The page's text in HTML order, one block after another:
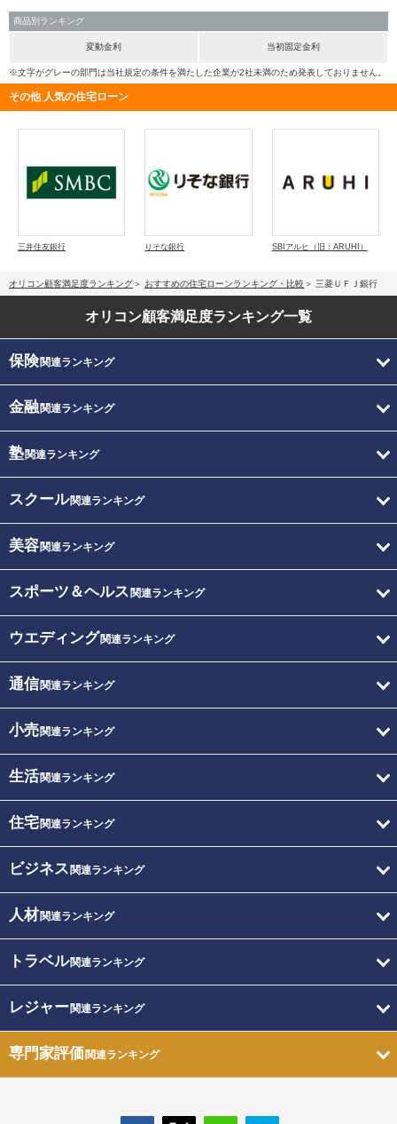
商品別ランキング
変動金利 当初固定金利
※文字がグレーの部門は当社規定の条件を満たした企業が2社未満のため発表しておりません。
その他 人気の住宅ローン
三井住友銀行 りそな銀行 SBIアルヒ（旧：ARUHI）
オリコン顧客満足度ランキング おすすめの住宅ローンランキング・比較 三菱ＵＦＪ銀行
オリコン顧客満足度ランキング一覧
保険関連ランキング
金融関連ランキング
塾関連ランキング
スクール関連ランキング
美容関連ランキング
スポーツ＆ヘルス 関連ランキング
ウエディング関連ランキング
通信関連ランキング
小売関連ランキング
生活関連ランキング
住宅関連ランキング
ビジネス 関連ランキング
人材関連ランキング
トラベル関連ランキング
レジャー関連ランキング
専門家評価関連ランキング